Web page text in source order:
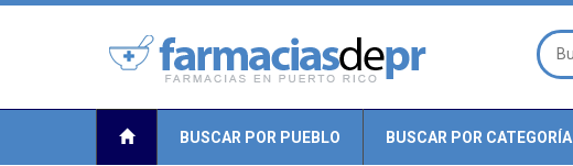
BUSCAR POR PUEBLO BUSCAR POR CATEGORÍA